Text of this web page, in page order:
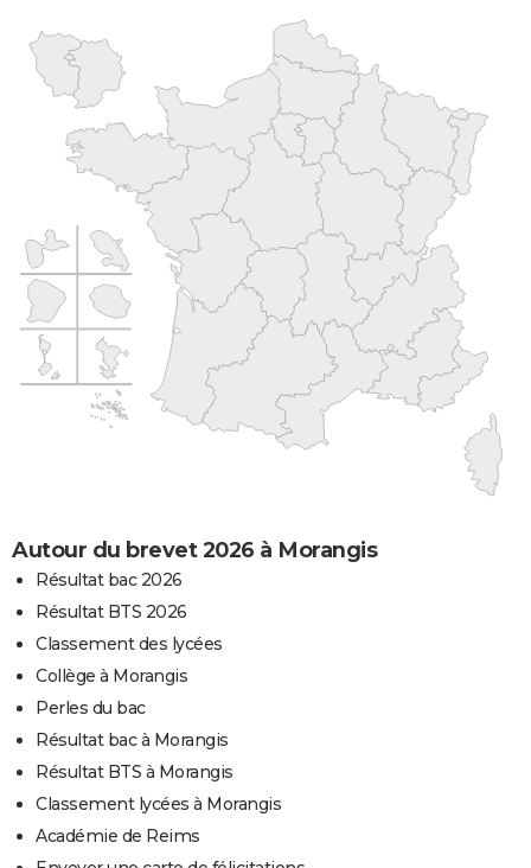
Autour du brevet 2026 à Morangis
Résultat bac 2026
Résultat BTS 2026
Classement des lycées
Collège à Morangis
Perles du bac
Résultat bac à Morangis
Résultat BTS à Morangis
Classement lycées à Morangis
Académie de Reims